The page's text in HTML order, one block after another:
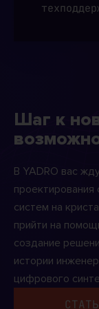
Шаг к
В YADRO вас
систем на
прийти на
создание
истории
цифрового